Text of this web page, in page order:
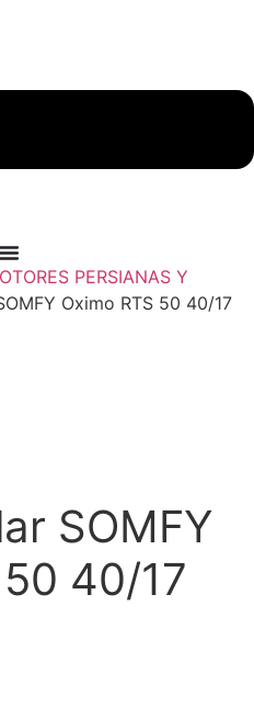
PERSIANAS Y
Oximo RTS 50 40/17
SOMFY
40/17